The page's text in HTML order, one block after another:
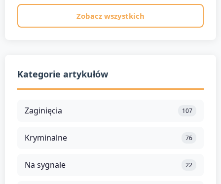
Zobacz wszystkich
Kategorie artykułów
Zaginięcia 107
Kryminalne 76
Na sygnale 22